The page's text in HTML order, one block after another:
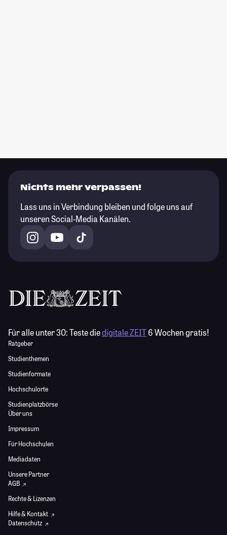
Nichts mehr verpassen!
Lass uns in Verbindung bleiben und folge uns auf
unseren Social-Media Kanälen.
Für alle unter 30:Teste diedigitale ZEIT6 Wochen gratis!
Ratgeber
Studienthemen
Studienformate
Hochschulorte
Studienplatzbörse
Über uns
Impressum
Für Hochschulen
Mediadaten
Unsere Partner
AGB
Rechte & Lizenzen
Hilfe & Kontakt
Datenschutz